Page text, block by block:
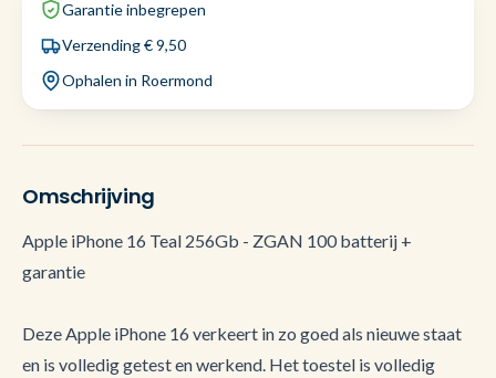
Garantie inbegrepen
Verzending € 9,50
Ophalen in Roermond
Omschrijving
Apple iPhone 16 Teal 256Gb - ZGAN 100 batterij +
garantie
Deze Apple iPhone 16 verkeert in zo goed als nieuwe staat
en is volledig getest en werkend. Het toestel is volledig